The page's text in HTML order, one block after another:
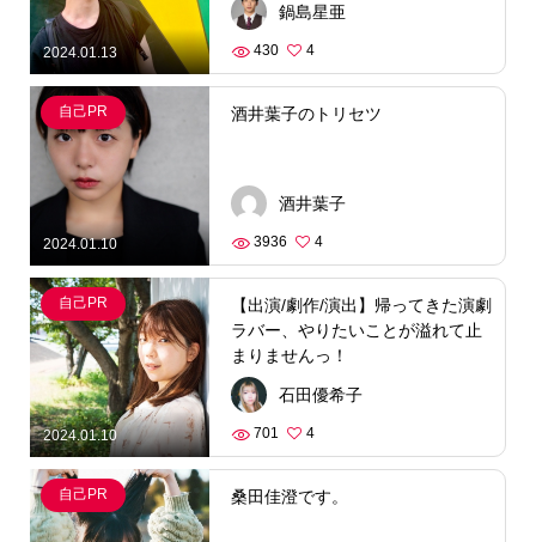
2024.01.13
鍋島星亜
430 4
2024.01.10
自己PR 酒井葉子のトリセツ
酒井葉子
3936 4
2024.01.10
自己PR
【出演/劇作/演出】帰ってきた演劇
ラバー、やりたいことが溢れて止
まりませんっ！
石田優希子
701 4
自己PR 桑田佳澄です。